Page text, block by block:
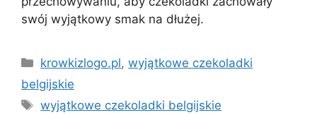
swój wyjątkowy smak na dłużej.
Kategorie
krowkizlogo.pl,wyjątkowe czekoladki
belgijskie
Tagi
wyjątkowe czekoladki belgijskie